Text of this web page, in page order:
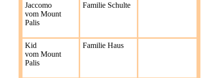
Jaccomo
vom Mount
Palis
Familie Schulte
Kid
vom Mount
Palis
Familie Haus